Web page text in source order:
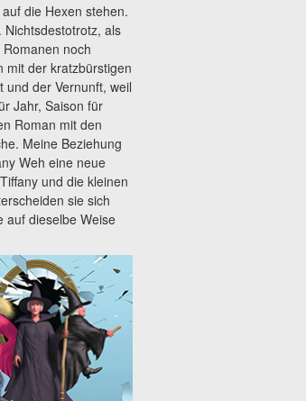
die Hexen stehen.
als
noch
mit der kratzbürstigen
und der Vernunft, weil
Jahr, Saison für
Roman mit den
Meine Beziehung
Weh eine neue
und die kleinen
sie sich
auf dieselbe Weise